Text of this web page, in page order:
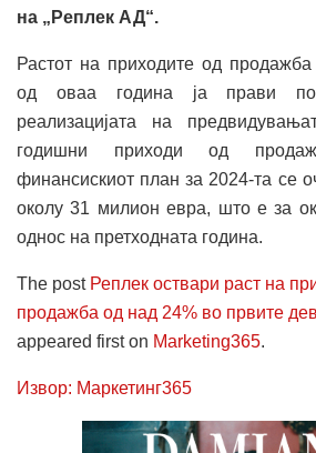
на „Реплек АД“.
Растот на приходите од
од оваа година ја прави
реализацијата на
годишни приходи од
финансискиот план за 2024-та се
околу 31 милион евра, што е за
однос на претходната година.
The post Реплек оствари раст на
продажба од над 24% во првите
appeared first on Marketing365.
Извор: Маркетинг365